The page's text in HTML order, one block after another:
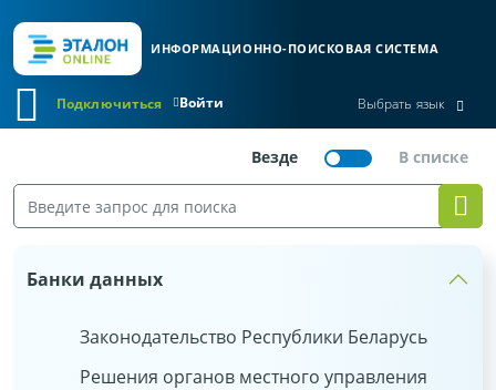
ИНФОРМАЦИОННО-ПОИСКОВАЯ СИСТЕМА
Войти
Подключиться Выбрать язык
Банки данных
Законодательство Республики Беларусь
Решения органов местного управления